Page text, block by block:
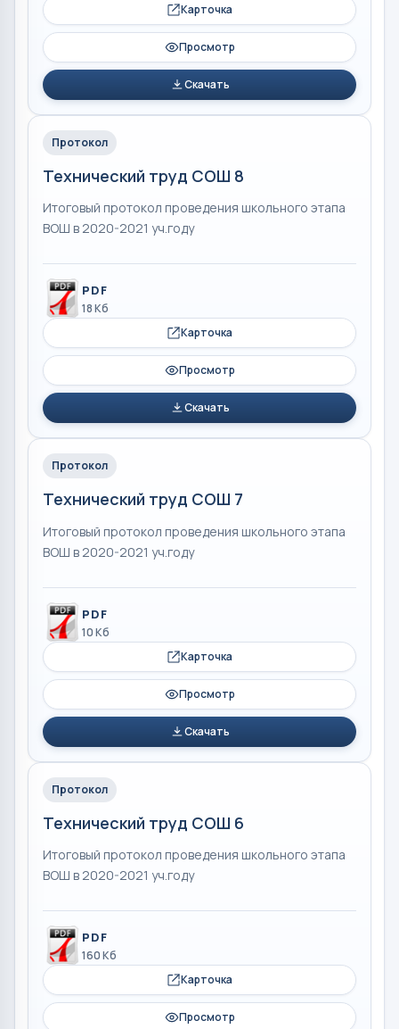
Карточка
Просмотр
Скачать
Протокол
Технический труд СОШ 8
Итоговый протокол проведения школьного этапа
ВОШ в 2020-2021 уч.году
PDF
18 Кб
Карточка
Просмотр
Скачать
Протокол
Технический труд СОШ 7
Итоговый протокол проведения школьного этапа
ВОШ в 2020-2021 уч.году
PDF
10 Кб
Карточка
Просмотр
Скачать
Протокол
Технический труд СОШ 6
Итоговый протокол проведения школьного этапа
ВОШ в 2020-2021 уч.году
PDF
160 Кб
Карточка
Просмотр